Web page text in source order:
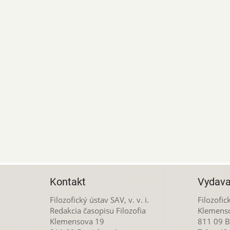
Kontakt
Filozofický ústav SAV, v. v. i.
Redakcia časopisu Filozofia
Klemensova 19
811 09